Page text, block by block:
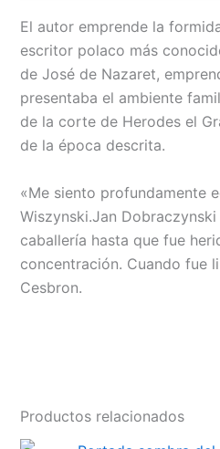
El autor emprende la
escritor polaco más
de José de Nazaret,
presentaba el ambiente
de la corte de Herodes el
de la época descrita.
«Me siento profundamente
Wiszynski.Jan
caballería hasta que fue
concentración. Cuando fue
Cesbron.
Productos relacionados